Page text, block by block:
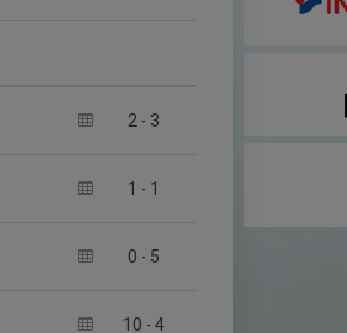
2 - 3
1 - 1
0 - 5
10 - 4